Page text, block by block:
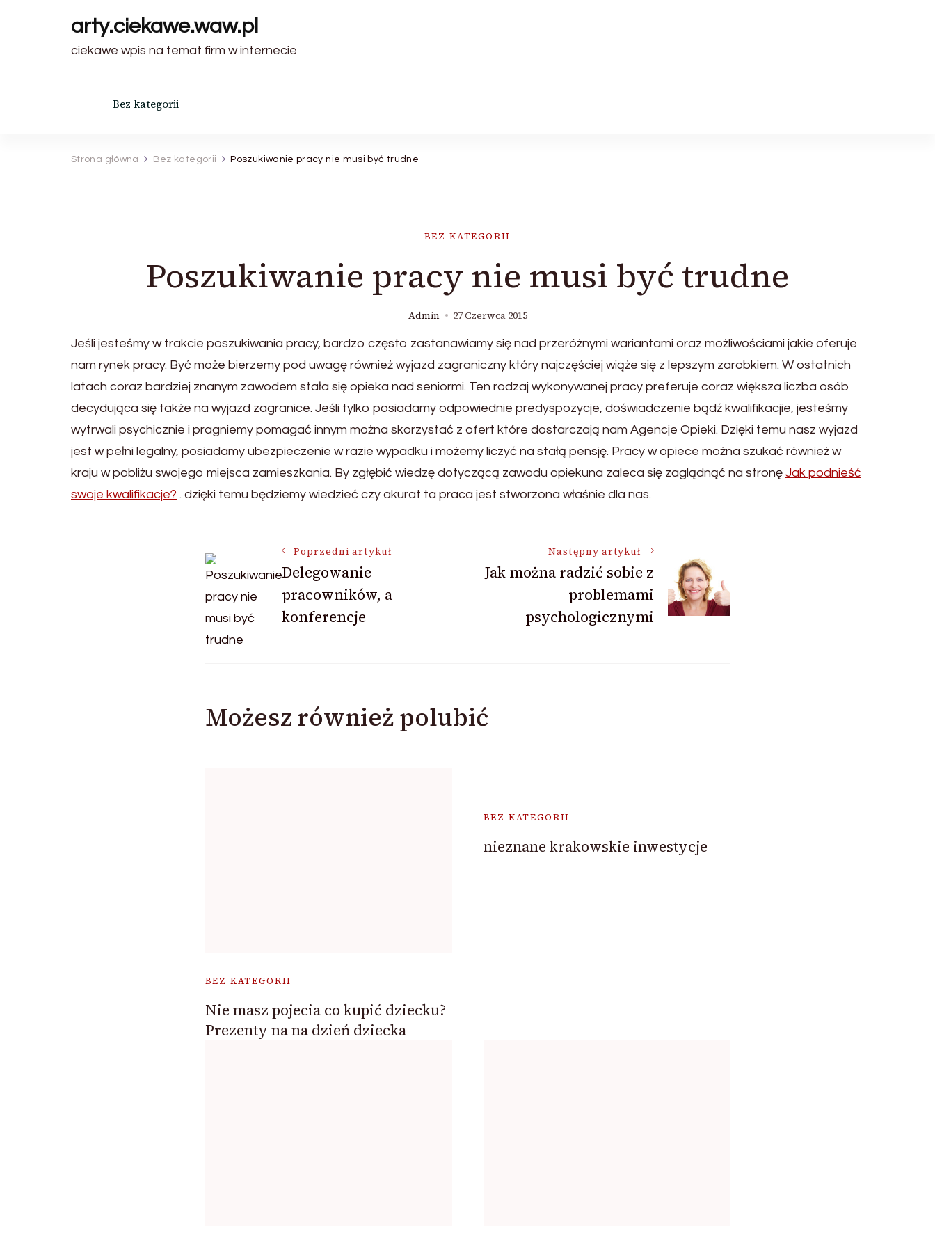
arty.ciekawe.waw.pl
ciekawe wpis na temat firm w internecie
Bez kategorii
Strona główna Bez kategorii Poszukiwanie pracy nie musi być trudne
BEZ KATEGORII
Poszukiwanie pracy nie musi być trudne
Admin 27 Czerwca 2015
Jeśli jesteśmy w trakcie poszukiwania pracy, bardzo często zastanawiamy się nad przeróżnymi wariantami oraz możliwościami jakie oferuje
nam rynek pracy. Być może bierzemy pod uwagę również wyjazd zagraniczny który najczęściej wiąże się z lepszym zarobkiem. W ostatnich
latach coraz bardziej znanym zawodem stała się opieka nad seniormi. Ten rodzaj wykonywanej pracy preferuje coraz większa liczba osób
decydująca się także na wyjazd zagranice. Jeśli tylko posiadamy odpowiednie predyspozycje, doświadczenie bądź kwalifikacjie, jesteśmy
wytrwali psychicznie i pragniemy pomagać innym można skorzystać z ofert które dostarczają nam Agencje Opieki. Dzięki temu nasz wyjazd
jest w pełni legalny, posiadamy ubezpieczenie w razie wypadku i możemy liczyć na stałą pensję. Pracy w opiece można szukać również w
kraju w pobliżu swojego miejsca zamieszkania. By zgłębić wiedzę dotyczącą zawodu opiekuna zaleca się zaglądnąć na stronę Jak podnieść
swoje kwalifikacje? . dzięki temu będziemy wiedzieć czy akurat ta praca jest stworzona właśnie dla nas.
Nawigacja
wpisu
Poprzedni artykuł
Delegowanie
pracowników, a
konferencje
Następny artykuł
Jak można radzić sobie z
problemami
psychologicznymi
Możesz również polubić
BEZ KATEGORII
Nie masz pojecia co kupić dziecku?
Prezenty na na dzień dziecka
BEZ KATEGORII
nieznane krakowskie inwestycje